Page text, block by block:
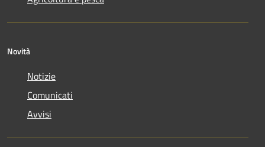
Novità
Notizie
Comunicati
Avvisi